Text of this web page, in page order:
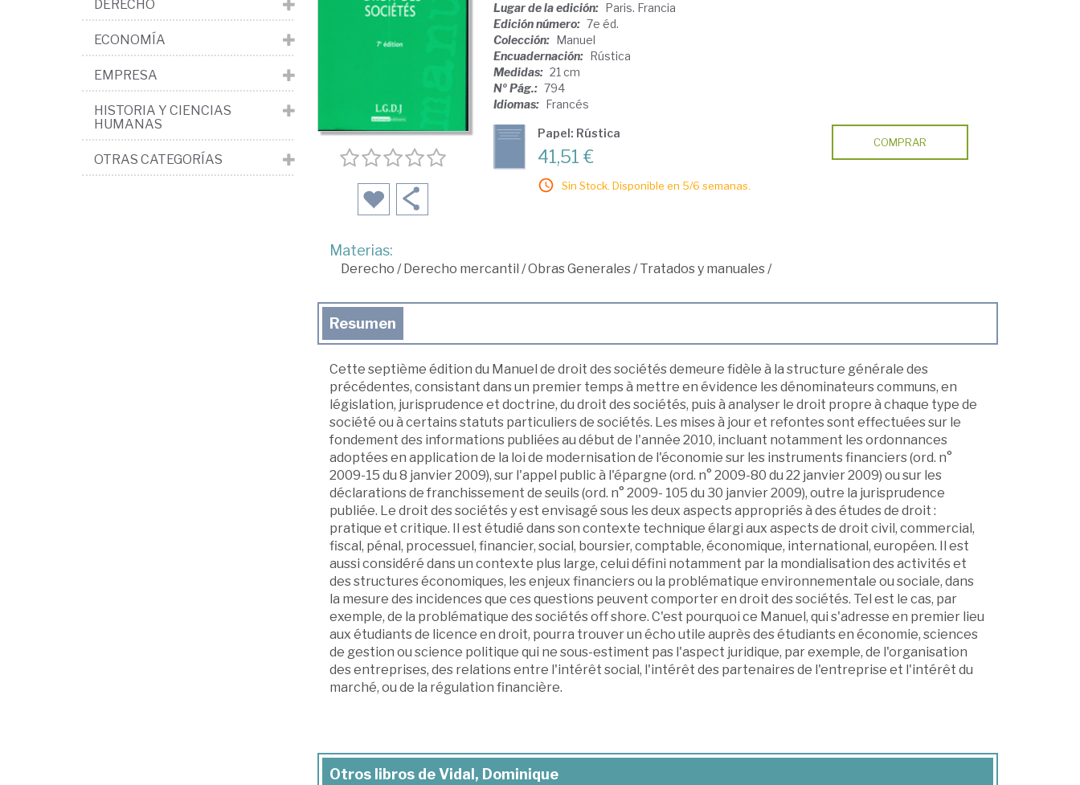
Lugar de la edición: Paris. Francia
Edición número: 7e éd.
Colección: Manuel
Encuadernación: Rústica
Medidas: 21 cm
Nº Pág.: 794
Idiomas: Francés
Papel: Rústica
41,51 €
Sin Stock. Disponible en 5/6 semanas.
COMPRAR
Materias:
Derecho / Derecho mercantil /Obras Generales/Tratados y manuales/
Resumen
Cette septième édition du Manuel de droit des sociétés demeure fidèle à la structure générale des
précédentes, consistant dans un premier temps à mettre en évidence les dénominateurs communs, en
législation, jurisprudence et doctrine, du droit des sociétés, puis à analyser le droit propre à chaque type de
société ou à certains statuts particuliers de sociétés. Les mises à jour et refontes sont effectuées sur le
fondement des informations publiées au début de l'année 2010, incluant notamment les ordonnances
adoptées en application de la loi de modernisation de l'économie sur les instruments financiers (ord. n°
2009-15 du 8 janvier 2009), sur l'appel public à l'épargne (ord. n° 2009-80 du 22 janvier 2009) ou sur les
déclarations de franchissement de seuils (ord. n° 2009- 105 du 30 janvier 2009), outre la jurisprudence
publiée. Le droit des sociétés y est envisagé sous les deux aspects appropriés à des études de droit :
pratique et critique. Il est étudié dans son contexte technique élargi aux aspects de droit civil, commercial,
fiscal, pénal, processuel, financier, social, boursier, comptable, économique, international, européen. Il est
aussi considéré dans un contexte plus large, celui défini notamment par la mondialisation des activités et
des structures économiques, les enjeux financiers ou la problématique environnementale ou sociale, dans
la mesure des incidences que ces questions peuvent comporter en droit des sociétés. Tel est le cas, par
exemple, de la problématique des sociétés off shore. C'est pourquoi ce Manuel, qui s'adresse en premier lieu
aux étudiants de licence en droit, pourra trouver un écho utile auprès des étudiants en économie, sciences
de gestion ou science politique qui ne sous-estiment pas l'aspect juridique, par exemple, de l'organisation
des entreprises, des relations entre l'intérêt social, l'intérêt des partenaires de l'entreprise et l'intérêt du
marché, ou de la régulation financière.
Otros libros de Vidal, Dominique
DERECHO
ECONOMÍA
EMPRESA
HISTORIA Y CIENCIAS
HUMANAS
OTRAS CATEGORÍAS